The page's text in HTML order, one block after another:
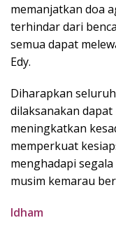
memanjatkan doa
terhindar dari
semua dapat
Edy.
Diharapkan
dilaksanakan
meningkatkan
memperkuat
menghadapi
musim kemarau
Idham